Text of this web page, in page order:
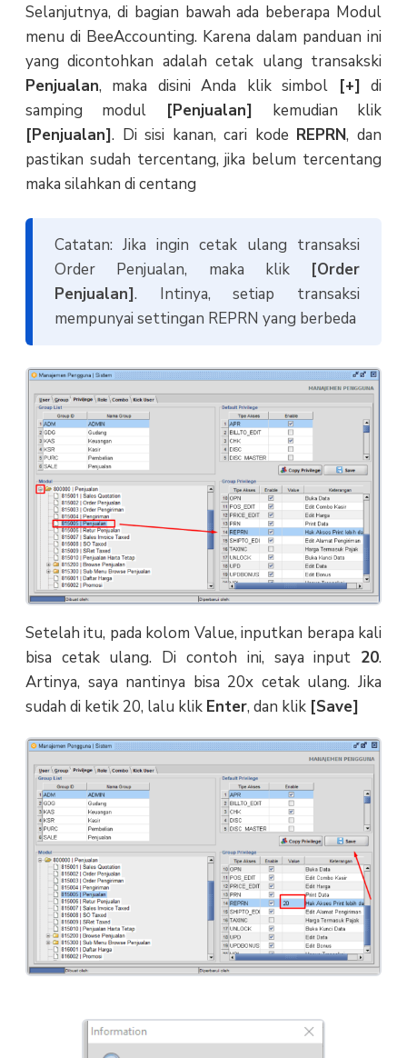
Selanjutnya, di bagian bawah ada beberapa Modul
menu di BeeAccounting. Karena dalam panduan ini
yang dicontohkan adalah cetak ulang transakski
Penjualan, maka disini Anda klik simbol [+] di
samping modul [Penjualan] kemudian klik
[Penjualan]. Di sisi kanan, cari kode REPRN, dan
pastikan sudah tercentang, jika belum tercentang
maka silahkan di centang
Catatan: Jika ingin cetak ulang transaksi
Order Penjualan, maka klik [Order
Penjualan]. Intinya, setiap transaksi
mempunyai settingan REPRN yang berbeda
Setelah itu, pada kolom Value, inputkan berapa kali
bisa cetak ulang. Di contoh ini, saya input 20.
Artinya, saya nantinya bisa 20x cetak ulang. Jika
sudah di ketik 20, lalu klik Enter, dan klik [Save]